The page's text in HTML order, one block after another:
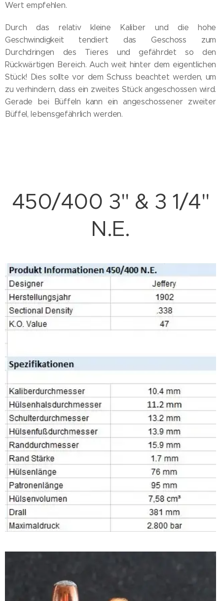
Wert empfehlen.
Durch das relativ kleine Kaliber und die hohe
Geschwindigkeit tendiert das Geschoss zum
Durchdringen des Tieres und gefährdet so den
Rückwärtigen Bereich. Auch weit hinter dem eigentlichen
Stück! Dies sollte vor dem Schuss beachtet werden, um
zu verhindern, dass ein zweites Stück angeschossen wird.
Gerade bei Büffeln kann ein angeschossener zweiter
Büffel, lebensgefährlich werden.
450/400 3" & 3 1/4"
N.E.